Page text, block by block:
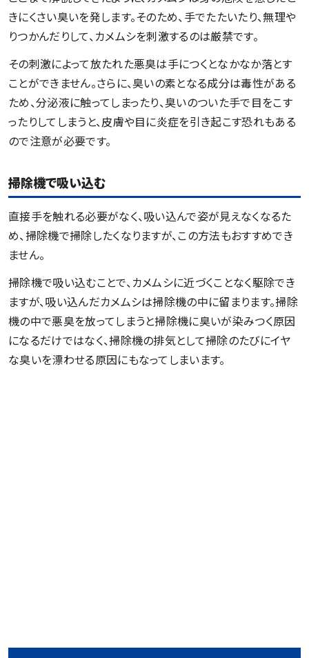
きにくさい臭いを発します。そのため、手でたたいたり、無理や
りつかんだりして、カメムシを刺激するのは厳禁です。
その刺激によって放たれた悪臭は手につくとなかなか落とす
ことができません。さらに、臭いの素となる成分は毒性がある
ため、分泌液に触ってしまったり、臭いのついた手で目をこす
ったりしてしまうと、皮膚や目に炎症を引き起こす恐れもある
ので注意が必要です。
掃除機で吸い込む
直接手を触れる必要がなく、吸い込んで姿が見えなくなるた
め、掃除機で掃除したくなりますが、この方法もおすすめでき
ません。
掃除機で吸い込むことで、カメムシに近づくことなく駆除でき
ますが、吸い込んだカメムシは掃除機の中に留まります。掃除
機の中で悪臭を放ってしまうと掃除機に臭いが染みつく原因
になるだけではなく、掃除機の排気として掃除のたびにイヤ
な臭いを漂わせる原因にもなってしまいます。